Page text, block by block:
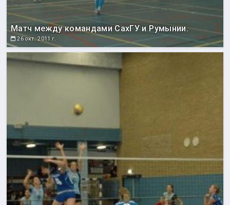
Матч между командами СахГУ и Румынии.
26 окт. 2011 г.